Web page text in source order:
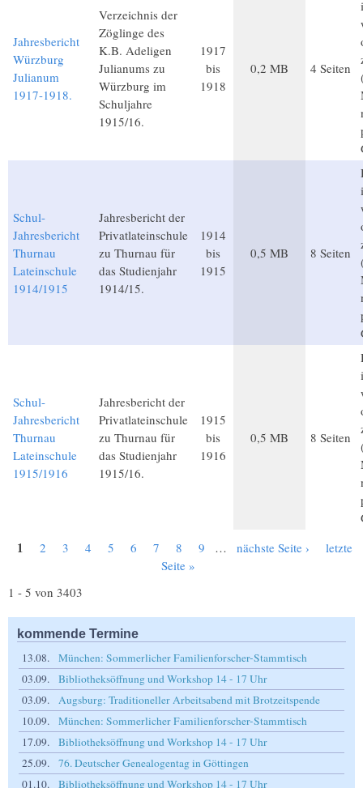
Jahresbericht
Würzburg
Julianum
1917-1918.
Verzeichnis der
Zöglinge des
K.B. Adeligen
Julianums zu
Würzburg im
Schuljahre
1915/16.
1917
bis
1918
0,2 MB 4 Seiten
Schul-
Jahresbericht
Thurnau
Lateinschule
1914/1915
Jahresbericht der
Privatlateinschule
zu Thurnau für
das Studienjahr
1914/15.
1914
bis
1915
0,5 MB 8 Seiten
Schul-
Jahresbericht
Thurnau
Lateinschule
1915/1916
Jahresbericht der
Privatlateinschule
zu Thurnau für
das Studienjahr
1915/16.
1915
bis
1916
0,5 MB 8 Seiten
Seiten
1 2 3 4 5 6 7 8 9 … nächste Seite ›
letzte
Seite »
1 - 5 von 3403
kommende Termine
13.08.
München: Sommerlicher Familienforscher-Stammtisch
03.09.
Bibliotheksöffnung und Workshop 14 - 17 Uhr
03.09.
Augsburg: Traditioneller Arbeitsabend mit Brotzeitspende
10.09.
München: Sommerlicher Familienforscher-Stammtisch
17.09.
Bibliotheksöffnung und Workshop 14 - 17 Uhr
25.09.
76. Deutscher Genealogentag in Göttingen
01.10.
Bibliotheksöffnung und Workshop 14 - 17 Uhr